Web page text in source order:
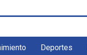
Deportes